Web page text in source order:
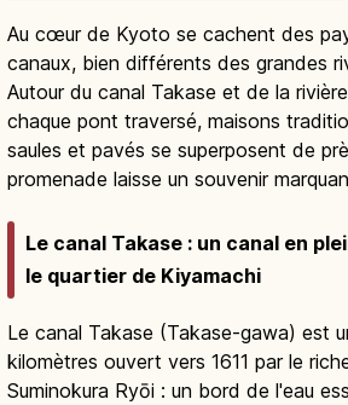
Au cœur de Kyoto se cachent des
canaux, bien différents des grandes
Autour du canal Takase et de la
chaque pont traversé, maisons
saules et pavés se superposent de
promenade laisse un souvenir
Le canal Takase : un canal en
le quartier de Kiyamachi
Le canal Takase (Takase-gawa) est
kilomètres ouvert vers 1611 par le
Suminokura Ryōi : un bord de l'eau